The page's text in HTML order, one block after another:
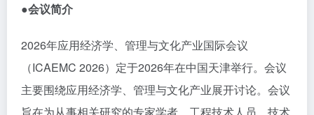
●会议简介
2026年应用经济学、管理与文化产业国际会议
（ICAEMC 2026）定于2026年在中国天津举行。会议
主要围绕应用经济学、管理与文化产业展开讨论。会议